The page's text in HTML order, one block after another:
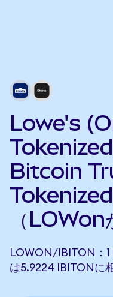
Lowe's
Bitcoin
（LOWon
LOWON/IBITON：1
は5.9224 IBITONに